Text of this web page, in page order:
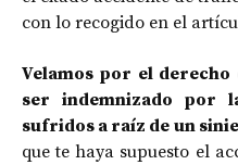
con lo recogido en el
Velamos por el
ser indemnizado por
sufridos a raíz de un
que te haya supuesto el